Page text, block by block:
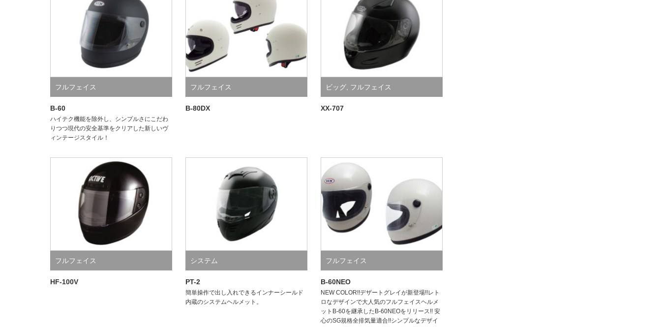
フルフェイス
B-60
ハイテク機能を除外し、シンプルさにこだわ
りつつ現代の安全基準をクリアした新しいヴ
ィンテージスタイル！
フルフェイス
B-80DX
ビッグ フルフェイス
XX-707
フルフェイス
HF-100V
システム
PT-2
簡単操作で出し入れできるインナーシールド
内蔵のシステムヘルメット。
フルフェイス
B-60NEO
NEW COLOR!!デザートグレイが新登場!!レト
ロなデザインで大人気のフルフェイスヘルメ
ットB-60を継承したB-60NEOをリリース!! 安
心のSG規格全排気量適合!!シンプルなデザイ